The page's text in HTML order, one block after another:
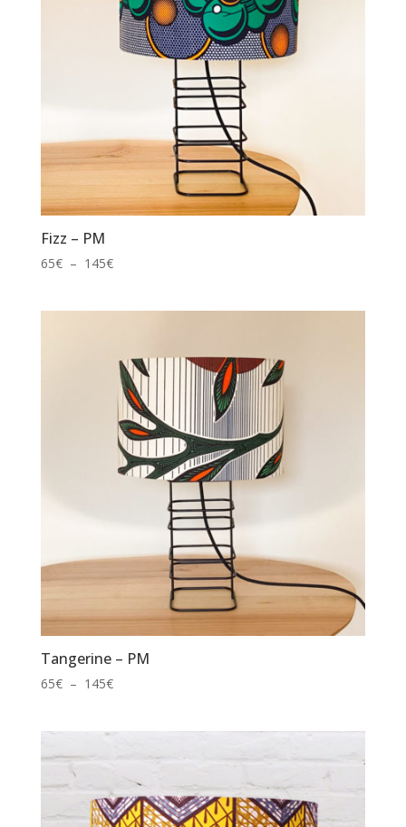
Fizz – PM
65€ – 145€Plage
145€
Tangerine – PM
65€ – 145€Plage
145€